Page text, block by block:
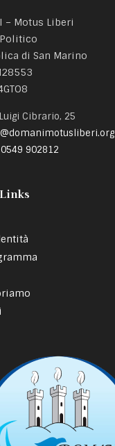
– Motus Liberi
di San Marino
Cibrario, 25
902812